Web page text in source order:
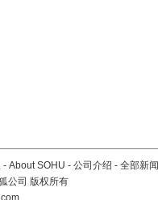
- About SOHU - 公司介绍 - 全部新闻
公司 版权所有